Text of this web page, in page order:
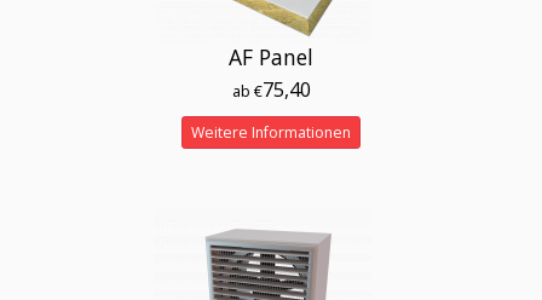
AF Panel
ab €75,40
Weitere Informationen